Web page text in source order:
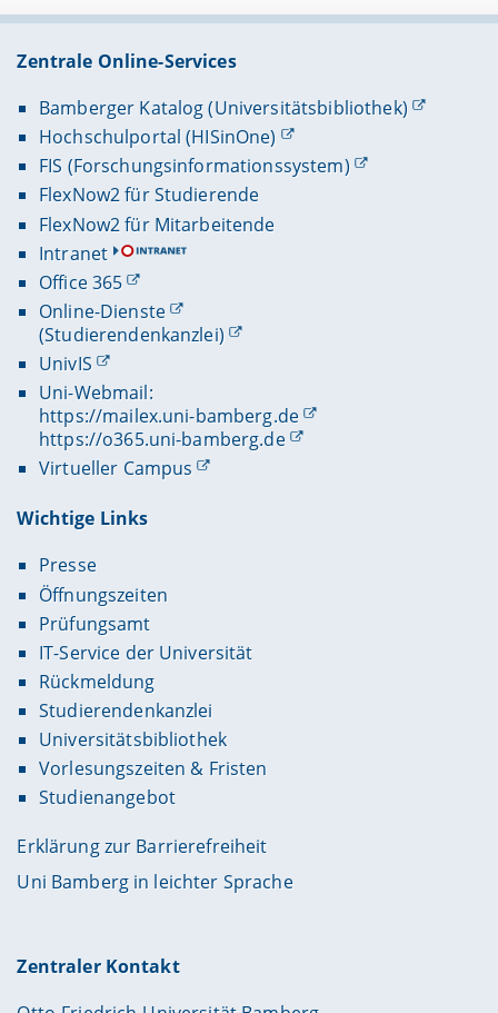
Zentrale Online-Services
Bamberger Katalog (Universitätsbibliothek)
Hochschulportal (HISinOne)
FIS (Forschungsinformationssystem)
FlexNow2 für Studierende
FlexNow2 für Mitarbeitende
Intranet
Office 365
Online-Dienste
(Studierendenkanzlei)
UnivIS
Uni-Webmail:
https://mailex.uni-bamberg.de
https://o365.uni-bamberg.de
Virtueller Campus
Wichtige Links
Presse
Öffnungszeiten
Prüfungsamt
IT-Service der Universität
Rückmeldung
Studierendenkanzlei
Universitätsbibliothek
Vorlesungszeiten & Fristen
Studienangebot
Erklärung zur Barrierefreiheit
Uni Bamberg in leichter Sprache
Zentraler Kontakt